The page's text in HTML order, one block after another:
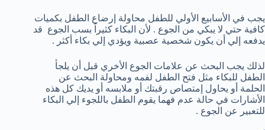
يجب في الأسابيع الأولي للطفل محاولة إرضاع الطفل بكميات
كافية حتي لا يبكي من الجوع . لأن البكاء كثيراً بسب الجوع قد
يدفعه إلي أن يكون شخصية عصبية ويؤدي إلي بكاء أكثر .
لذلك يجب البحث عن علامات الجوع الأخري قبل أن يلجأ
الطفل للبكاء مثل فتح الطفل لفمه ومحاولة البحث عن
الحلمة أو يحاول إمتصاص رقبتك أو ملابسه أو يديك كل هذه
الأشارات في حالة عدم فهما يقوم الطفل باللجوء إلي البكاء
للتعبير عن الجوع .